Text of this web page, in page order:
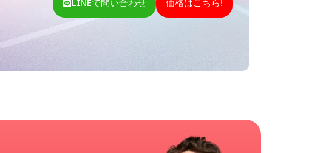
価格はこちら!
LINEで問い合わせ